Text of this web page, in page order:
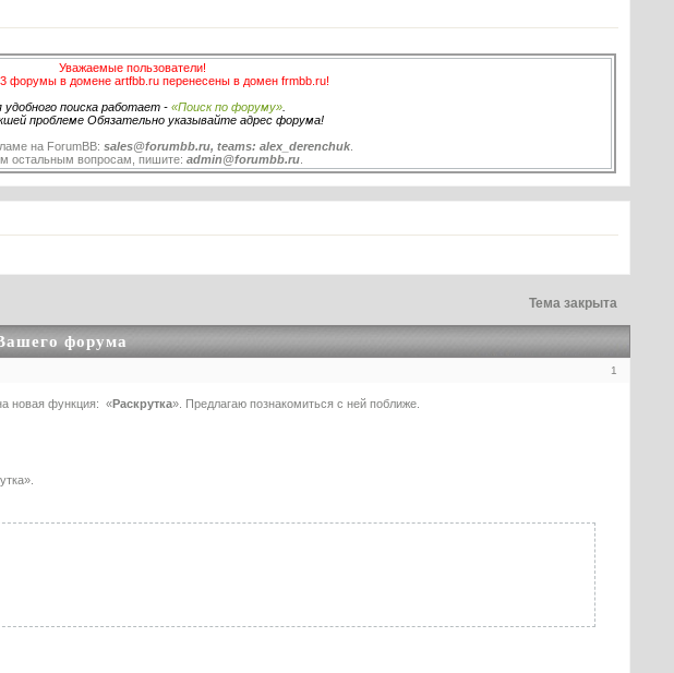
Уважаемые пользователи!
форумы в домене artfbb.ru перенесены в домен frmbb.ru!
удобного поиска работает - «Поиск по форуму».
проблеме Обязательно указывайте адрес форума!
на ForumBB:sales@forumbb.ru, teams: alex_derenchuk
остальным вопросам, пишите:admin@forumbb.ru
форума
Тема закрыта
1
новая функция: «Раскрутка». Предлагаю познакомиться с ней поближе.